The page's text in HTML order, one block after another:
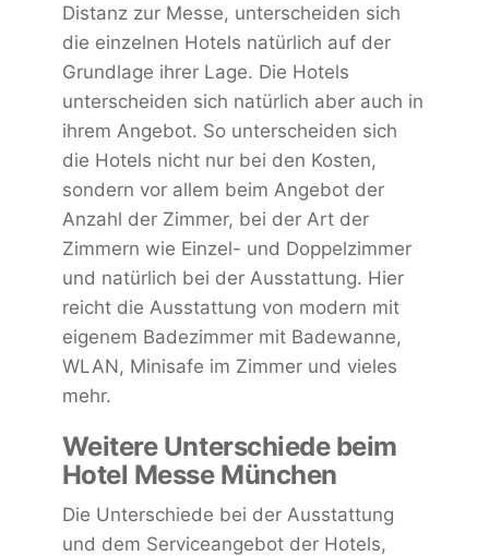
Distanz zur Messe, unterscheiden sich
die einzelnen Hotels natürlich auf der
Grundlage ihrer Lage. Die Hotels
unterscheiden sich natürlich aber auch in
ihrem Angebot. So unterscheiden sich
die Hotels nicht nur bei den Kosten,
sondern vor allem beim Angebot der
Anzahl der Zimmer, bei der Art der
Zimmern wie Einzel- und Doppelzimmer
und natürlich bei der Ausstattung. Hier
reicht die Ausstattung von modern mit
eigenem Badezimmer mit Badewanne,
WLAN, Minisafe im Zimmer und vieles
mehr.
Weitere Unterschiede beim
Hotel Messe München
Die Unterschiede bei der Ausstattung
und dem Serviceangebot der Hotels,